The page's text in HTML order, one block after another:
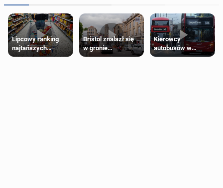
Lipcowy ranking
najtańszych
supermarketów
Bristol znalazł się
w gronie
najlepszych
Kierowcy
autobusów w
Londynie